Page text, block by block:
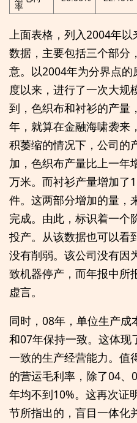
率
上面表格，列入2004年
数据，主要包括三个部分
意。以2004年为分界点
度以来，进行了一次大规
到，色织布和衬衫的产量
年，就算在金融海啸袭来
积萎缩的情况下，公司的
加，色织布产量比上一年
万米。而衬衫产量增加了
件。这两部分增加的量，
完成。由此，标识着一个
投产。从该数据也可以看
没有削弱。该公司没有因
致机器停产，而年报中所
虚言。
同时，08年，单位生产
和07年保持一致。这体现
一致的生产经营能力。值
的营运毛利率，除了04、
年均不到10%。这再次证
节所指出的，盲目一体化